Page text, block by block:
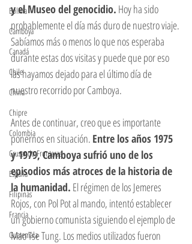
Bolivia
Camboya
Canadá
Chile
China
Chipre
Colombia
Cruzando Fronteras
España
Filipinas
Francia
Guatemala
y el Museo del genocidio. Hoy ha sido
probablemente el día más duro de nuestro viaje.
Sabíamos más o menos lo que nos esperaba
durante estas dos visitas y puede que por eso
las hayamos dejado para el último día de
nuestro recorrido por Camboya.
Antes de continuar, creo que es importante
ponernos en situación. Entre los años 1975
y 1979, Camboya sufrió uno de los
episodios más atroces de la historia de
la humanidad. El régimen de los Jemeres
Rojos, con Pol Pot al mando, intentó establecer
un gobierno comunista siguiendo el ejemplo de
Mao Tse Tung. Los medios utilizados fueron